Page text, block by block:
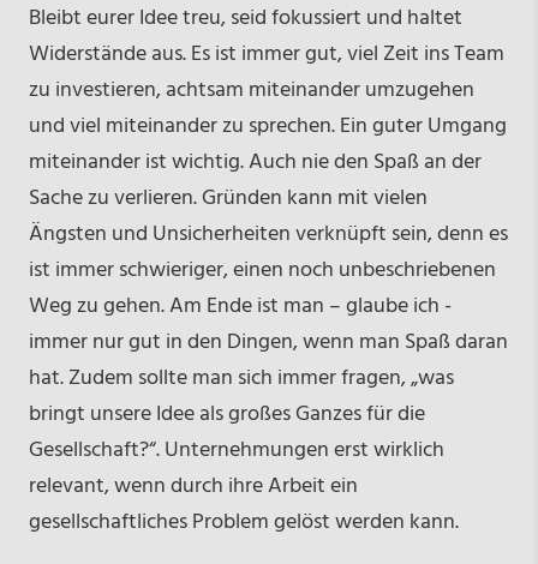
Bleibt eurer Idee treu, seid fokussiert und haltet
Widerstände aus. Es ist immer gut, viel Zeit ins Team
zu investieren, achtsam miteinander umzugehen
und viel miteinander zu sprechen. Ein guter Umgang
miteinander ist wichtig. Auch nie den Spaß an der
Sache zu verlieren. Gründen kann mit vielen
Ängsten und Unsicherheiten verknüpft sein, denn es
ist immer schwieriger, einen noch unbeschriebenen
Weg zu gehen. Am Ende ist man – glaube ich -
immer nur gut in den Dingen, wenn man Spaß daran
hat. Zudem sollte man sich immer fragen, „was
bringt unsere Idee als großes Ganzes für die
Gesellschaft?“. Unternehmungen erst wirklich
relevant, wenn durch ihre Arbeit ein
gesellschaftliches Problem gelöst werden kann.